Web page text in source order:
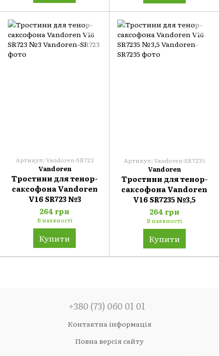
Артикул: Vandoren-SR723
Vandoren
Тростини для тенор-
саксофона Vandoren
V16 SR723 №3
264 грн
В наявності
Купити
Артикул: Vandoren-SR7235
Vandoren
Тростини для тенор-
саксофона Vandoren
V16 SR7235 №3,5
264 грн
В наявності
Купити
+380 (73) 060 01 01
Контактна інформація
Повна версія сайту